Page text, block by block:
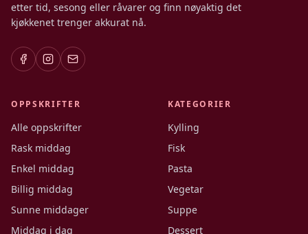
etter tid, sesong eller råvarer og finn nøyaktig det
kjøkkenet trenger akkurat nå.
OPPSKRIFTER
Alle oppskrifter
Rask middag
Enkel middag
Billig middag
Sunne middager
Middag i dag
KATEGORIER
Kylling
Fisk
Pasta
Vegetar
Suppe
Dessert